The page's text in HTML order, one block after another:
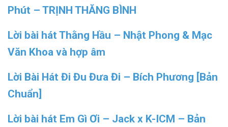
Phút – TRỊNH THĂNG BÌNH
Lời bài hát Thằng Hầu – Nhật Phong & Mạc
Văn Khoa và hợp âm
Lời Bài Hát Đi Đu Đưa Đi – Bích Phương [Bản
Chuẩn]
Lời bài hát Em Gì Ơi – Jack x K-ICM – Bản